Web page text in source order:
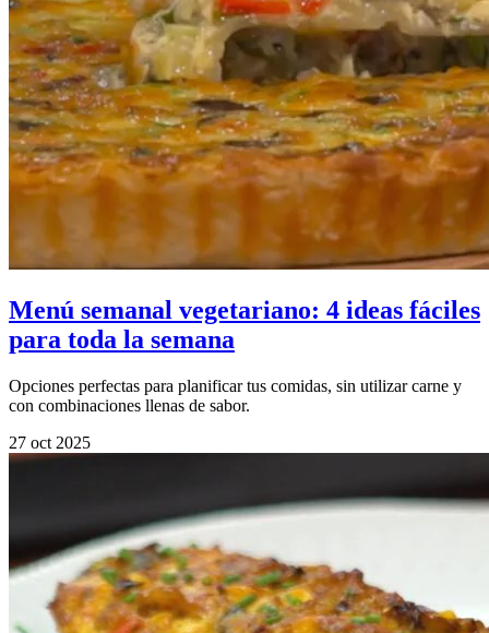
Menú semanal vegetariano: 4 ideas fáciles
para toda la semana
Opciones perfectas para planificar tus comidas, sin utilizar carne y
con combinaciones llenas de sabor.
27 oct 2025